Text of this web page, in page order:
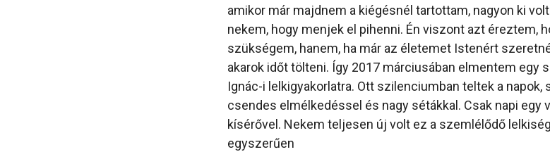
amikor már majdnem a kiégésnél tartottam, nagyon ki
nekem, hogy menjek el pihenni. Én viszont azt éreztem,
szükségem, hanem, ha már az életemet Istenért
akarok időt tölteni. Így 2017 márciusában elmentem egy
Ignác-i lelkigyakorlatra. Ott szilenciumban teltek a
csendes elmélkedéssel és nagy sétákkal. Csak napi egy
kísérővel. Nekem teljesen új volt ez a szemlélődő
egyszerűen